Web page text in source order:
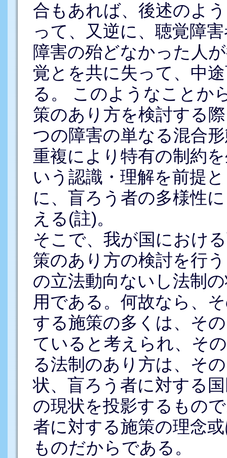
合もあれば、後述のよ
って、又逆に、聴覚障
障害の殆どなかった人
覚とを共に失って、中
る。 このようなことか
策のあり方を検討する
つの障害の単なる混合
重複により特有の制約
いう認識・理解を前提
に、盲ろう者の多様性
える(註)。
そこで、我が国におけ
策のあり方の検討を行
の立法動向ないし法制
用である。何故なら、
する施策の多くは、そ
ていると考えられ、そ
る法制のあり方は、そ
状、盲ろう者に対する
の現状を投影するもの
者に対する施策の理念
ものだからである。